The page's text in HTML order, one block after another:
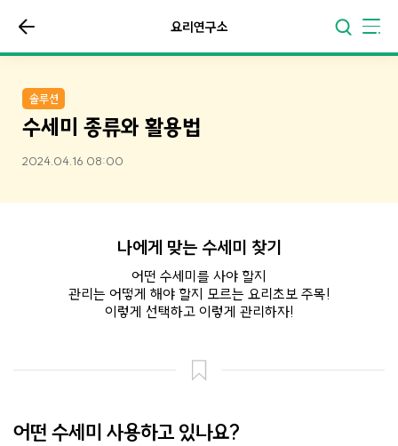
요리연구소
솔루션
수세미 종류와 활용법
2024.04.16 08:00
나에게 맞는 수세미 찾기
어떤 수세미를 사야 할지
관리는 어떻게 해야 할지 모르는 요리초보 주목!
이렇게 선택하고 이렇게 관리하자!
어떤 수세미 사용하고 있나요?